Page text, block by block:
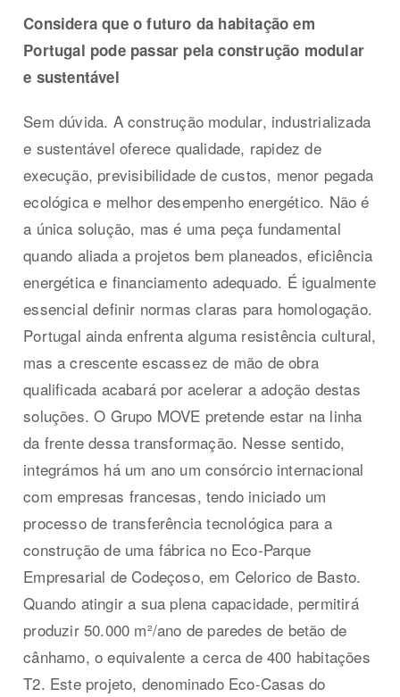
Considera que o futuro da habitação em
Portugal pode passar pela construção modular
e sustentável
Sem dúvida. A construção modular, industrializada
e sustentável oferece qualidade, rapidez de
execução, previsibilidade de custos, menor pegada
ecológica e melhor desempenho energético. Não é
a única solução, mas é uma peça fundamental
quando aliada a projetos bem planeados, eficiência
energética e financiamento adequado. É igualmente
essencial definir normas claras para homologação.
Portugal ainda enfrenta alguma resistência cultural,
mas a crescente escassez de mão de obra
qualificada acabará por acelerar a adoção destas
soluções. O Grupo MOVE pretende estar na linha
da frente dessa transformação. Nesse sentido,
integrámos há um ano um consórcio internacional
com empresas francesas, tendo iniciado um
processo de transferência tecnológica para a
construção de uma fábrica no Eco-Parque
Empresarial de Codeçoso, em Celorico de Basto.
Quando atingir a sua plena capacidade, permitirá
produzir 50.000 m²/ano de paredes de betão de
cânhamo, o equivalente a cerca de 400 habitações
T2. Este projeto, denominado Eco-Casas do